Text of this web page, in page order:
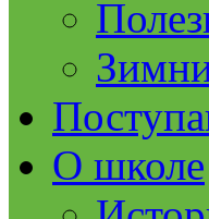
О школе